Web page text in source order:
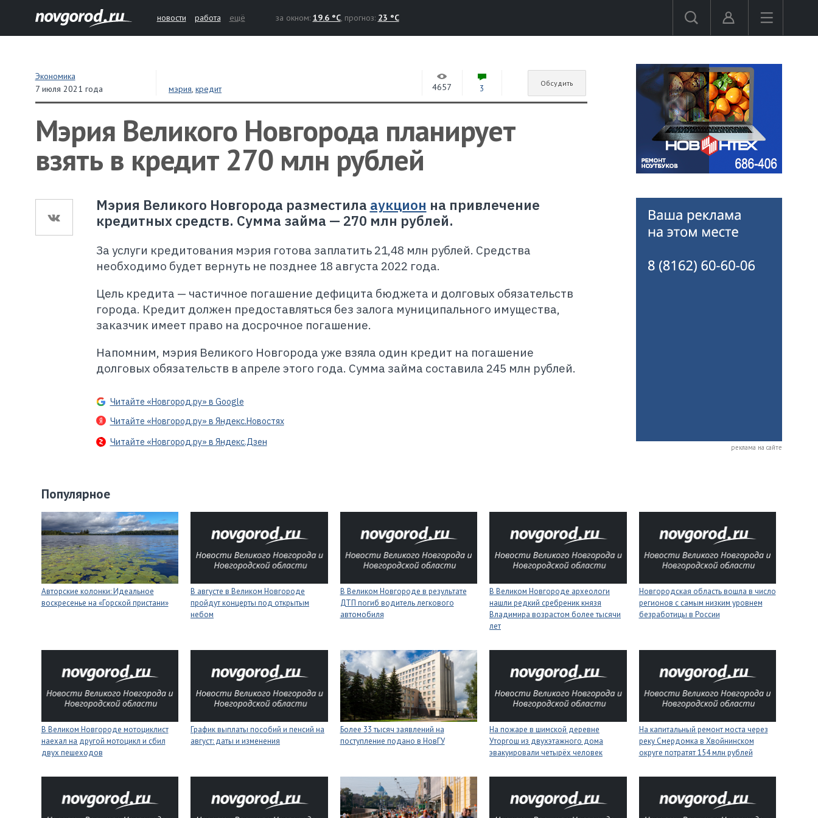
новости работа ещё за окном: 19.6 °C, прогноз: 23 °C
Экономика
7 июля 2021 года
мэрия,кредит 4657 3 Обсудить
Мэрия Великого Новгорода планирует
взять в кредит 270 млн рублей
Мэрия Великого Новгорода разместила аукцион на привлечение
кредитных средств. Сумма займа — 270 млн рублей.
За услуги кредитования мэрия готова заплатить 21,48 млн рублей. Средства
необходимо будет вернуть не позднее 18 августа 2022 года.
Цель кредита — частичное погашение дефицита бюджета и долговых обязательств
города. Кредит должен предоставляться без залога муниципального имущества,
заказчик имеет право на досрочное погашение.
Напомним, мэрия Великого Новгорода уже взяла один кредит на погашение
долговых обязательств в апреле этого года. Сумма займа составила 245 млн рублей.
Читайте «Новгород.ру» в Google
Читайте «Новгород.ру» в Яндекс.Новостях
Читайте «Новгород.ру» в Яндекс.Дзен
реклама на сайте
Популярное
Авторские колонки: Идеальное
воскресенье на «Горской пристани»
В августе в Великом Новгороде
пройдут концерты под открытым
небом
В Великом Новгороде в результате
ДТП погиб водитель легкового
автомобиля
В Великом Новгороде археологи
нашли редкий сребреник князя
Владимира возрастом более тысячи
лет
Новгородская область вошла в число
регионов с самым низким уровнем
безработицы в России
В Великом Новгороде мотоциклист
наехал на другой мотоцикл и сбил
двух пешеходов
График выплаты пособий и пенсий на
август: даты и изменения
Более 33 тысяч заявлений на
поступление подано в НовГУ
На пожаре в шимской деревне
Уторгош из двухэтажного дома
эвакуировали четырёх человек
На капитальный ремонт моста через
реку Смердомка в Хвойнинском
округе потратят 154 млн рублей